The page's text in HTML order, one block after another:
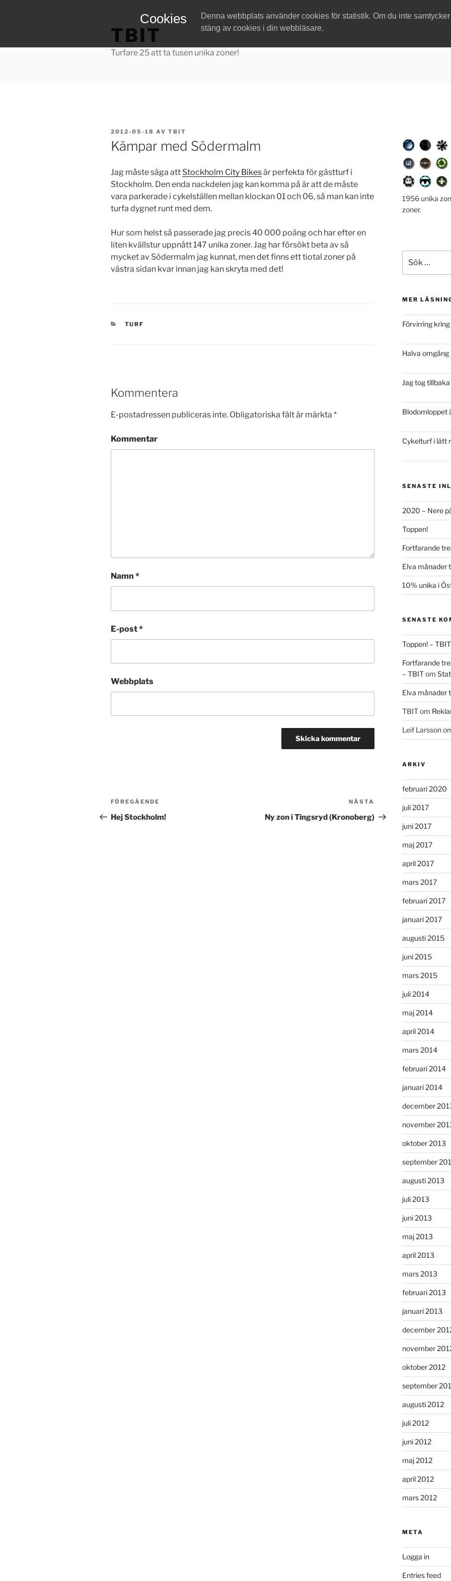
Cookies
Denna webbplats använder cookies för statistik. Om du inte
stäng av cookies i din webbläsare.
TBIT
Turfare 25 att ta tusen unika zoner!
PUBLICERAT
2012-05-18 AV TBIT
Kämpar med Södermalm
Jag måste säga att Stockholm City Bikesär perfekta för gästturf i
Stockholm. Den enda nackdelen jag kan komma på är att de måste
vara parkerade i cykelställen mellan klockan 01 och 06, så man kan inte
turfa dygnet runt med dem.
Hur som helst så passerade jag precis 40 000 poäng och har efter en
liten kvällstur uppnått 147 unika zoner. Jag har försökt beta av så
mycket av Södermalm jag kunnat, men det finns ett tiotal zoner på
västra sidan kvar innan jag kan skryta med det!
KATEGORIER
TURF
Kommentera
E-postadressen publiceras inte. Obligatoriska fält är märkta *
Kommentar
Namn *
E-post*
Webbplats
Post
navigation
Föregående
inlägg
FÖREGÅENDE
Hej Stockholm!
inlägg
NÄSTA
Ny zon i Tingsryd (Kronoberg)
1956 unika
zoner.
efter:
MER
Förvirring
Halva
Jag tog
Blodomloppet
Cykelturf i lätt
SENASTE
2020 – Nere
Toppen!
Fortfarande
Elva månader
10% unika i
SENASTE
Toppen! – TBIT
Fortfarande
– TBITom
Elva månader
TBITom
Leif Larsson
ARKIV
februari 2020
juli 2017
juni 2017
maj 2017
april 2017
mars 2017
februari 2017
januari 2017
augusti 2015
juni 2015
mars 2015
juli 2014
maj 2014
april 2014
mars 2014
februari 2014
januari 2014
december
november
oktober 2013
september
augusti 2013
juli 2013
juni 2013
maj 2013
april 2013
mars 2013
februari 2013
januari 2013
december
november
oktober 2012
september
augusti 2012
juli 2012
juni 2012
maj 2012
april 2012
mars 2012
META
Logga in
Entries feed